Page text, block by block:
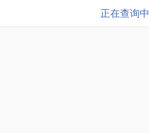
正在查询中